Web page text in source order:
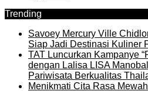
Trending
Savoey Mercury Ville
Siap Jadi Destinasi Kuliner
TAT Luncurkan Kampanye
dengan Lalisa LISA
Pariwisata Berkualitas
Menikmati Cita Rasa